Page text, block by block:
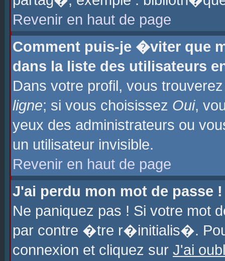
Revenir en haut de page
Comment puis-je �viter que
dans la liste des utilisateurs
Dans votre profil, vous
ligne; si vous choisissez Oui,
yeux des administrateurs ou
un utilisateur invisible.
Revenir en haut de page
J'ai perdu mon mot de passe !
Ne paniquez pas ! Si votre
par contre �tre r�initialis�.
connexion et cliquez sur J'ai